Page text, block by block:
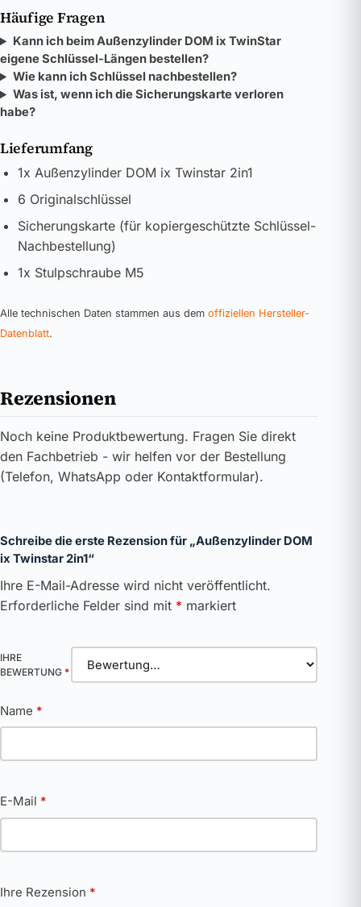
Häufige Fragen
Kann ich beim Außenzylinder DOM ix TwinStar
eigene Schlüssel-Längen bestellen?
Wie kann ich Schlüssel nachbestellen?
Was ist, wenn ich die Sicherungskarte verloren
habe?
Lieferumfang
1x Außenzylinder DOM ix Twinstar 2in1
6 Originalschlüssel
Sicherungskarte (für kopiergeschützte Schlüssel-
Nachbestellung)
1x Stulpschraube M5
Alle technischen Daten stammen aus dem offiziellen Hersteller-
Datenblatt.
Rezensionen
Noch keine Produktbewertung. Fragen Sie direkt
den Fachbetrieb - wir helfen vor der Bestellung
(Telefon, WhatsApp oder Kontaktformular).
Schreibe die erste Rezension für „Außenzylinder DOM
ix Twinstar 2in1“
Ihre E-Mail-Adresse wird nicht veröffentlicht.
Erforderliche Felder sind mit * markiert
IHRE
BEWERTUNG *
Name *
E-Mail *
Ihre Rezension *